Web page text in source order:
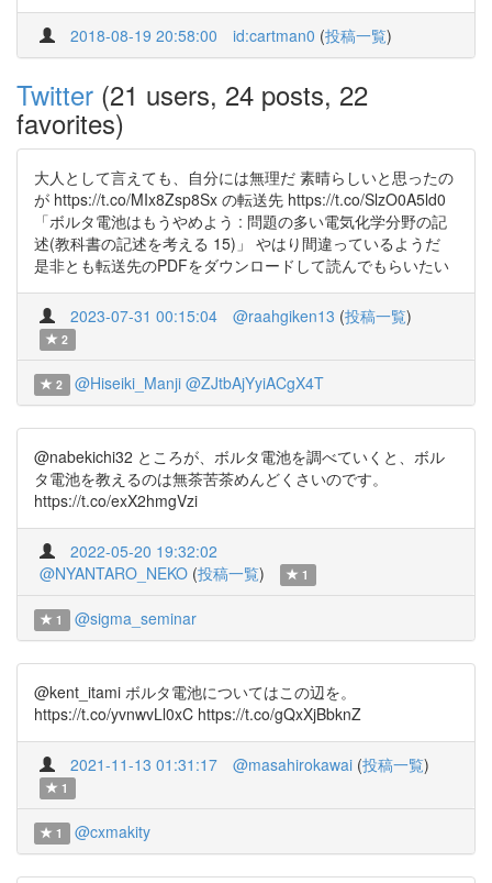
2018-08-19 20:58:00 id:cartman0 (投稿一覧)
Twitter (21 users, 24 posts, 22
favorites)
大人として言えても、自分には無理だ 素晴らしいと思ったの
が https://t.co/MIx8Zsp8Sx の転送先 https://t.co/SlzO0A5ld0
「ボルタ電池はもうやめよう : 問題の多い電気化学分野の記
述(教科書の記述を考える 15)」 やはり間違っているようだ
是非とも転送先のPDFをダウンロードして読んでもらいたい
2023-07-31 00:15:04 @raahgiken13 (投稿一覧)
2
2 @Hiseiki_Manji @ZJtbAjYyiACgX4T
@nabekichi32 ところが、ボルタ電池を調べていくと、ボル
タ電池を教えるのは無茶苦茶めんどくさいのです。
https://t.co/exX2hmgVzi
2022-05-20 19:32:02
@NYANTARO_NEKO (投稿一覧) 1
1 @sigma_seminar
@kent_itami ボルタ電池についてはこの辺を。
https://t.co/yvnwvLl0xC https://t.co/gQxXjBbknZ
2021-11-13 01:31:17 @masahirokawai (投稿一覧)
1
1 @cxmakity